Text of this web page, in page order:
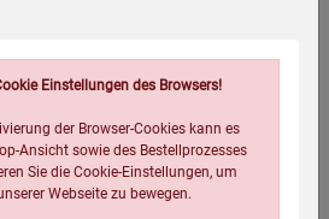
Einstellungen des Browsers!
der Browser-Cookies kann es
Ansicht sowie des Bestellprozesses
Sie die Cookie-Einstellungen, um
Webseite zu bewegen.